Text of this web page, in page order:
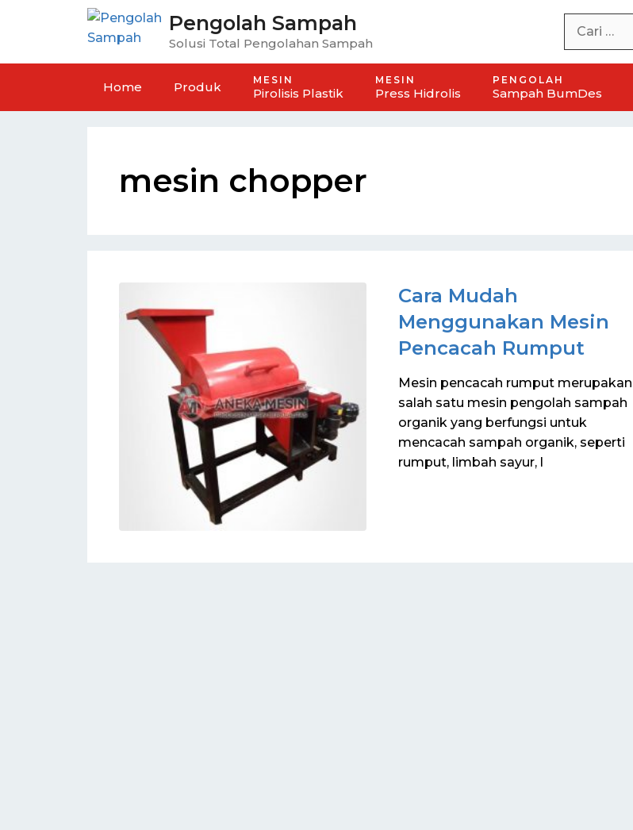
Pengolah Sampah
Solusi Total Pengolahan Sampah
Home Produk MESIN
Pirolisis Plastik
MESIN
Press Hidrolis
PENGOLAH
Sampah BumDes
mesin chopper
Cara Mudah
Menggunakan Mesin
Pencacah Rumput
Mesin pencacah rumput merupakan
salah satu mesin pengolah sampah
organik yang berfungsi untuk
mencacah sampah organik, seperti
rumput, limbah sayur, l